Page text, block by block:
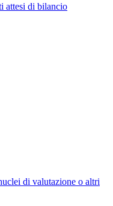
attesi di bilancio
di valutazione o altri